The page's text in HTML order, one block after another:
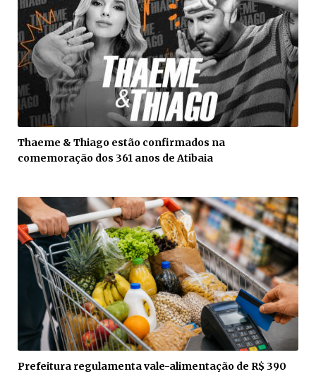
Thaeme & Thiago estão confirmados na
comemoração dos 361 anos de Atibaia
Prefeitura regulamenta vale-alimentação de R$ 390